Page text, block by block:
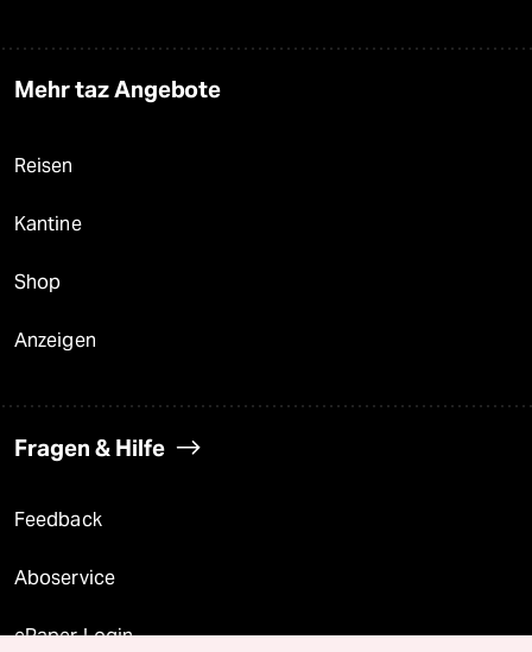
Mehr taz Angebote
Reisen
Kantine
Shop
Anzeigen
Fragen & Hilfe
Feedback
Aboservice
ePaper Login